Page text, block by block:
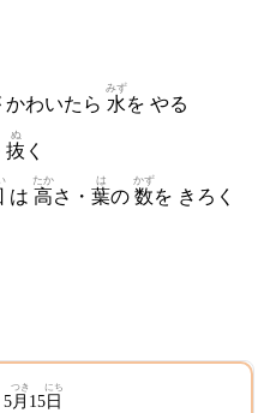
かわいたら 水
みず
を やる
抜
ぬ
く
は 高
たか
さ・ 葉
は
の 数
かず
を きろく
5 月
つき
15 日
にち